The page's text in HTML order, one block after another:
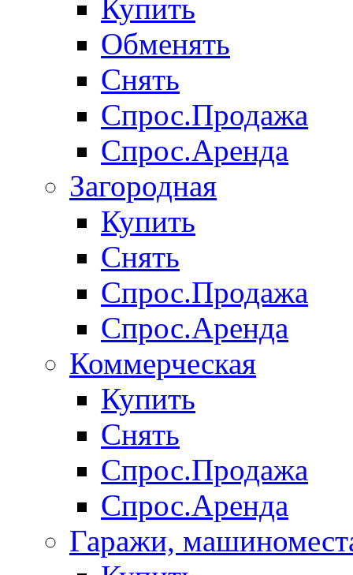
Купить
Обменять
Снять
Спрос.Продажа
Спрос.Аренда
Загородная
Купить
Снять
Спрос.Продажа
Спрос.Аренда
Коммерческая
Купить
Снять
Спрос.Продажа
Спрос.Аренда
Гаражи,